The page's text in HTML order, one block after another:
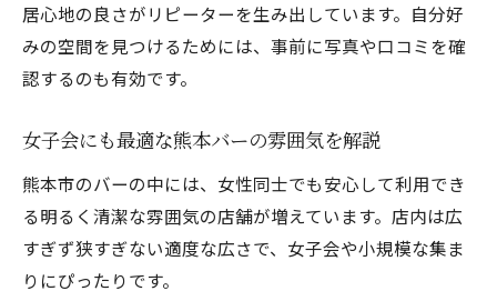
居心地の良さがリピーターを生み出しています。自分好
みの空間を見つけるためには、事前に写真や口コミを確
認するのも有効です。
女子会にも最適な熊本バーの雰囲気を解説
熊本市のバーの中には、女性同士でも安心して利用でき
る明るく清潔な雰囲気の店舗が増えています。店内は広
すぎず狭すぎない適度な広さで、女子会や小規模な集ま
りにぴったりです。